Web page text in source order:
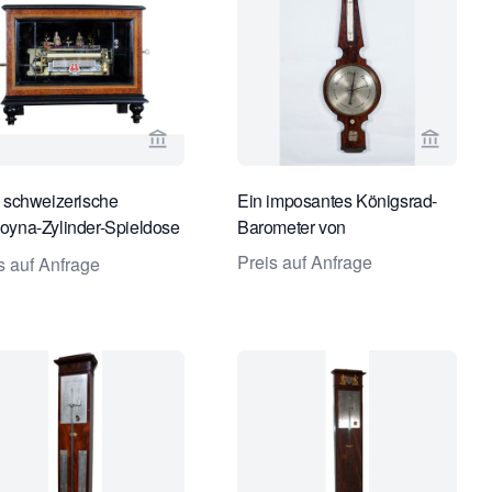
von Gude & Meis Antique Clocks ansehen
Verkaeuferseite von Toebosch Antiques
Zylinder-Spieldose
Tänzern, um
herum.
auf Anfrage
Ein imposantes Königsrad-
Barometer von
Preis auf Anfrage